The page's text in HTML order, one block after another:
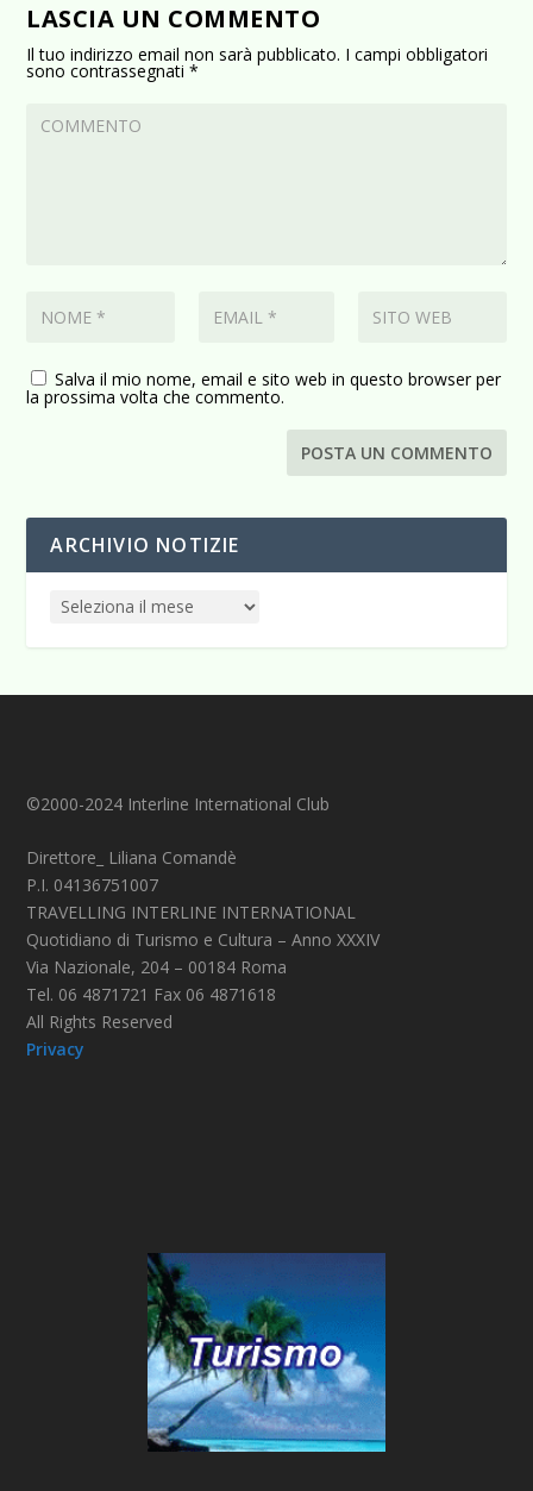
LASCIA UN COMMENTO
Il tuo indirizzo email non sarà pubblicato. I campi obbligatori
sono contrassegnati*
Salva il mio nome, email e sito web in questo browser per
la prossima volta che commento.
ARCHIVIO NOTIZIE
©2000-2024 Interline International Club
Direttore_ Liliana Comandè
P.I. 04136751007
TRAVELLING INTERLINE INTERNATIONAL
Quotidiano di Turismo e Cultura – Anno XXXIV
Via Nazionale, 204 – 00184 Roma
Tel. 06 4871721 Fax 06 4871618
All Rights Reserved
Privacy